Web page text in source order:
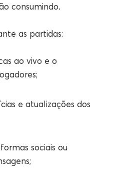
consumindo.
as partidas:
ao vivo e o
e atualizações dos
sociais ou